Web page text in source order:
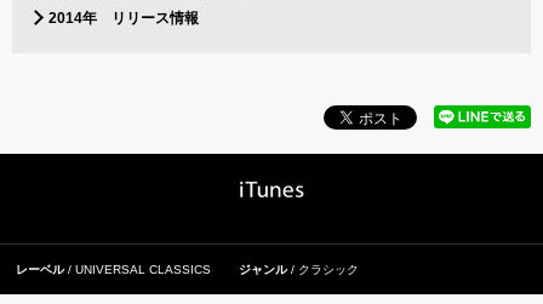
2014年 リリース情報
レーベル UNIVERSAL CLASSICS ジャンル クラシック